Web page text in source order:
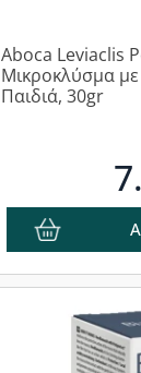
Aboca Leviaclis
Μικροκλύσμα
Παιδιά, 30gr